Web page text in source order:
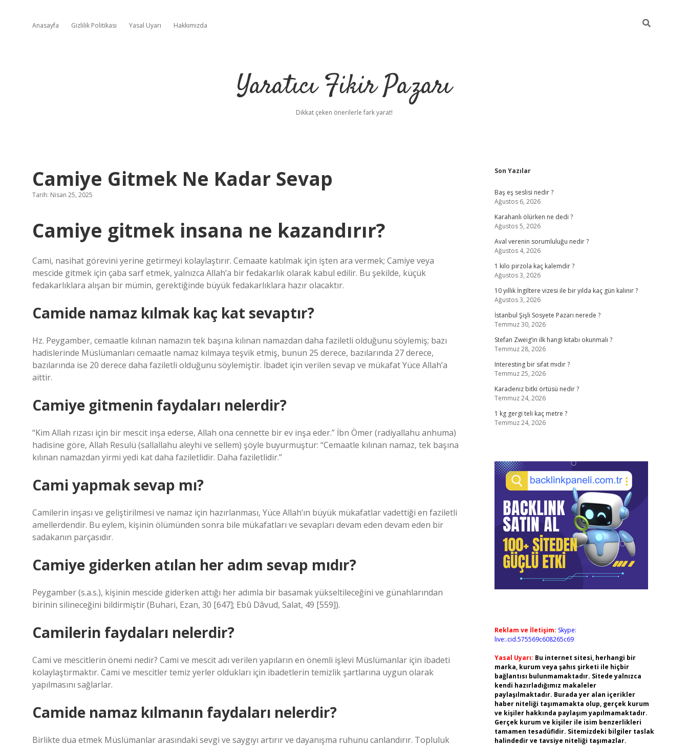
Anasayfa Gizlilik Politikası Yasal Uyarı Hakkımızda
Yaratıcı Fikir Pazarı
Dikkat çeken önerilerle fark yarat!
Camiye Gitmek Ne Kadar Sevap
Tarih: Nisan 25, 2025
Camiye gitmek insana ne kazandırır?
Cami, nasihat görevini yerine getirmeyi kolaylaştırır. Cemaate katılmak için işten ara vermek; Camiye veya
mescide gitmek için çaba sarf etmek, yalnızca Allah’a bir fedakarlık olarak kabul edilir. Bu şekilde, küçük
fedakarlıklara alışan bir mümin, gerektiğinde büyük fedakarlıklara hazır olacaktır.
Camide namaz kılmak kaç kat sevaptır?
Hz. Peygamber, cemaatle kılınan namazın tek başına kılınan namazdan daha faziletli olduğunu söylemiş; bazı
hadislerinde Müslümanları cemaatle namaz kılmaya teşvik etmiş, bunun 25 derece, bazılarında 27 derece,
bazılarında ise 20 derece daha faziletli olduğunu söylemiştir. İbadet için verilen sevap ve mükafat Yüce Allah’a
aittir.
Camiye gitmenin faydaları nelerdir?
“Kim Allah rızası için bir mescit inşa ederse, Allah ona cennette bir ev inşa eder.” İbn Ömer (radiyallahu anhuma)
hadisine göre, Allah Resulü (sallallahu aleyhi ve sellem) şöyle buyurmuştur: “Cemaatle kılınan namaz, tek başına
kılınan namazdan yirmi yedi kat daha faziletlidir. Daha faziletlidir.”
Cami yapmak sevap mı?
Camilerin inşası ve geliştirilmesi ve namaz için hazırlanması, Yüce Allah’ın büyük mükafatlar vadettiği en faziletli
amellerdendir. Bu eylem, kişinin ölümünden sonra bile mükafatları ve sevapları devam eden devam eden bir
sadakanın parçasıdır.
Camiye giderken atılan her adım sevap mıdır?
Peygamber (s.a.s.), kişinin mescide giderken attığı her adımla bir basamak yükseltileceğini ve günahlarından
birinin silineceğini bildirmiştir (Buhari, Ezan, 30 [647]; Ebû Dâvud, Salat, 49 [559]).
Camilerin faydaları nelerdir?
Cami ve mescitlerin önemi nedir? Cami ve mescit adı verilen yapıların en önemli işlevi Müslümanlar için ibadeti
kolaylaştırmaktır. Cami ve mescitler temiz yerler oldukları için ibadetlerin temizlik şartlarına uygun olarak
yapılmasını sağlarlar.
Camide namaz kılmanın faydaları nelerdir?
Birlikte dua etmek Müslümanlar arasındaki sevgi ve saygıyı artırır ve dayanışma ruhunu canlandırır. Topluluk
Sidebar
Son Yazılar
Baş eş seslisi nedir ?
Ağustos 6, 2026
Karahanlı ölürken ne dedi ?
Ağustos 5, 2026
Aval verenin sorumluluğu nedir ?
Ağustos 4, 2026
1 kilo pirzola kaç kalemdir ?
Ağustos 3, 2026
10 yıllık İngiltere vizesi ile bir yılda kaç gün kalınır ?
Ağustos 3, 2026
İstanbul Şişli Sosyete Pazarı nerede ?
Temmuz 30, 2026
Stefan Zweig’in ilk hangi kitabı okunmalı ?
Temmuz 28, 2026
Interesting bir sıfat mıdır ?
Temmuz 25, 2026
Karadeniz bitki örtüsü nedir ?
Temmuz 24, 2026
1 kg gergi teli kaç metre ?
Temmuz 24, 2026
Reklam ve İletişim: Skype:
live:.cid.575569c608265c69
Yasal Uyarı: Bu internet sitesi, herhangi bir
marka, kurum veya şahıs şirketi ile hiçbir
bağlantısı bulunmamaktadır. Sitede yalnızca
kendi hazırladığımız makaleler
paylaşılmaktadır. Burada yer alan içerikler
haber niteliği taşımamakta olup, gerçek kurum
ve kişiler hakkında paylaşım yapılmamaktadır.
Gerçek kurum ve kişiler ile isim benzerlikleri
tamamen tesadüfidir. Sitemizdeki bilgiler taslak
halindedir ve tavsiye niteliği taşımazlar.